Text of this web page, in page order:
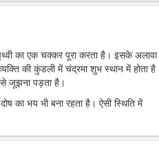
का एक चक्कर पूरा करता है। इसके अलावा
की कुंडली में चंद्रमा शुभ स्थान में होता है
से जूझना पड़ता है।
का भय भी बना रहता है। ऐसी स्थिति में